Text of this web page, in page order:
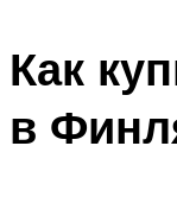
Как
в